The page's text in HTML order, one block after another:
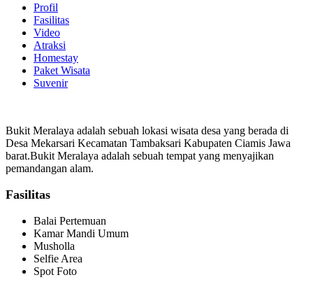
Profil
Fasilitas
Video
Atraksi
Homestay
Paket Wisata
Suvenir
Bukit Meralaya adalah sebuah lokasi wisata desa yang berada di
Desa Mekarsari Kecamatan Tambaksari Kabupaten Ciamis Jawa
barat.Bukit Meralaya adalah sebuah tempat yang menyajikan
pemandangan alam.
Fasilitas
Balai Pertemuan
Kamar Mandi Umum
Musholla
Selfie Area
Spot Foto